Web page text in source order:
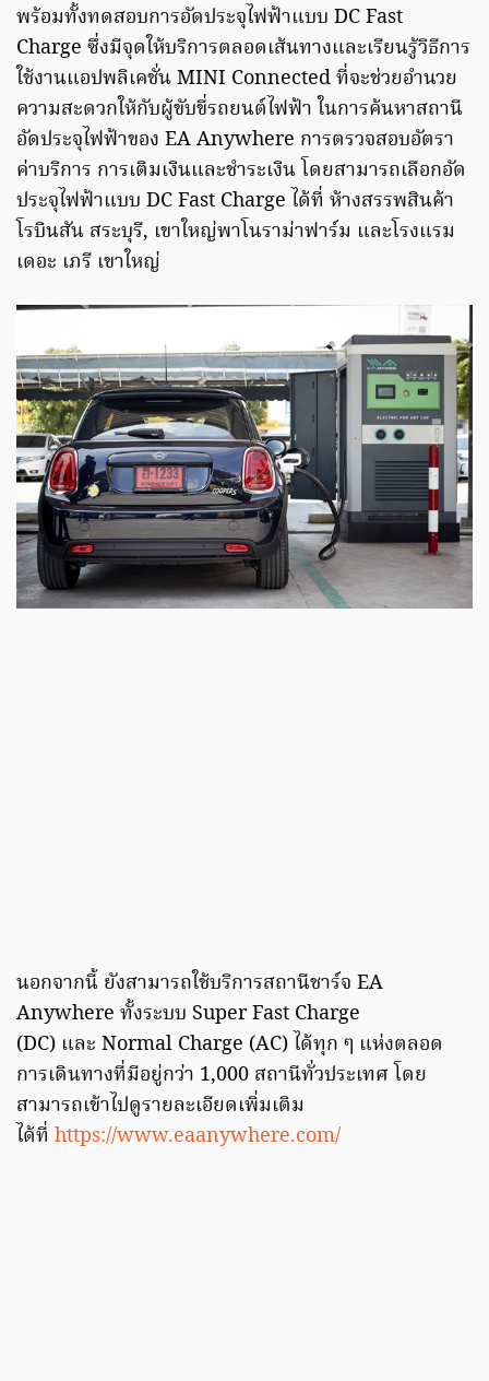
พร้อมทั้งทดสอบการอัดประจุไฟฟ้าแบบ DC Fast
Charge ซึ่งมีจุดให้บริการตลอดเส้นทางและเรียนรู้วิธีการ
ใช้งานแอปพลิเคชั่น MINI Connected ที่จะช่วยอำนวย
ความสะดวกให้กับผู้ขับขี่รถยนต์ไฟฟ้า ในการค้นหาสถานี
อัดประจุไฟฟ้าของ EA Anywhere การตรวจสอบอัตรา
ค่าบริการ การเติมเงินและชำระเงิน โดยสามารถเลือกอัด
ประจุไฟฟ้าแบบ DC Fast Charge ได้ที่ ห้างสรรพสินค้า
โรบินสัน สระบุรี, เขาใหญ่พาโนราม่าฟาร์ม และโรงแรม
เดอะ เภรี เขาใหญ่
นอกจากนี้ ยังสามารถใช้บริการสถานีชาร์จ EA
Anywhere ทั้งระบบ Super Fast Charge
(DC) และ Normal Charge (AC) ได้ทุก ๆ แห่งตลอด
การเดินทางที่มีอยู่กว่า 1,000 สถานีทั่วประเทศ โดย
สามารถเข้าไปดูรายละเอียดเพิ่มเติม
ได้ที่ https://www.eaanywhere.com/